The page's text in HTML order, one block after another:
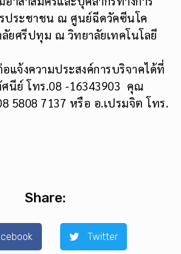
ประชาชน ณ ศูนย์ฉีดวัคซีนโค
ยศรีปทุม ณ วิทยาลัยเทคโนโลยี
แจ้งความประสงค์การบริจาคได้ที่
นีย์ โทร.08 -16343903 คุณ
5808 7137 หรือ อ.เปรมจิต โทร.
Share:
Twitter